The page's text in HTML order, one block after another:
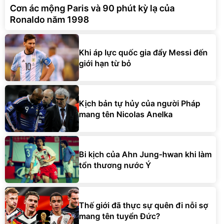
Cơn ác mộng Paris và 90 phút kỳ lạ của
Ronaldo năm 1998
Khi áp lực quốc gia đẩy Messi đến
giới hạn từ bỏ
Kịch bản tự hủy của người Pháp
mang tên Nicolas Anelka
Bi kịch của Ahn Jung-hwan khi làm
tổn thương nước Ý
Thế giới đã thực sự quên đi nỗi sợ
mang tên tuyển Đức?